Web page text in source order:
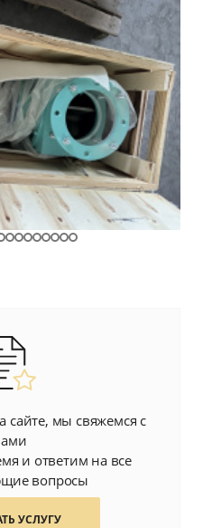
сайте, мы свяжемся с
и ответим на все
вопросы
УСЛУГУ